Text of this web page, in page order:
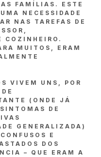
FAMÍLIAS. ESTE
NECESSIDADE
NAS TAREFAS DE
COZINHEIRO.
MUITOS, ERAM
VIVEM UNS, POR
(ONDE JÁ
DE
GENERALIZADA)
E
DOS
– QUE ERAM A